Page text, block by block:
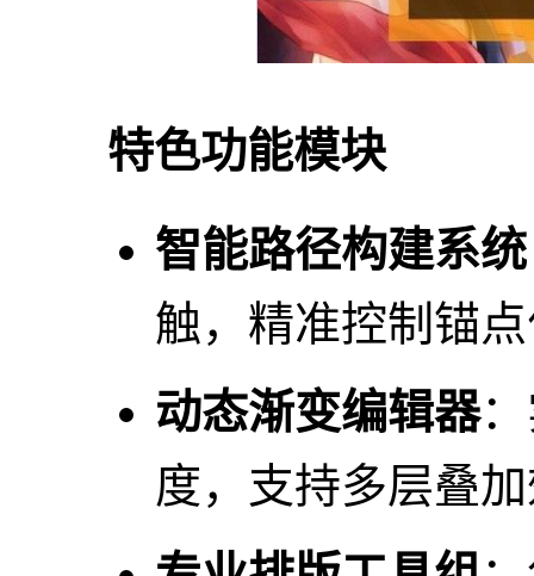
特色功能模块
智能路径构建系统
触，精准控制锚
动态渐变编辑器
度，支持多层叠